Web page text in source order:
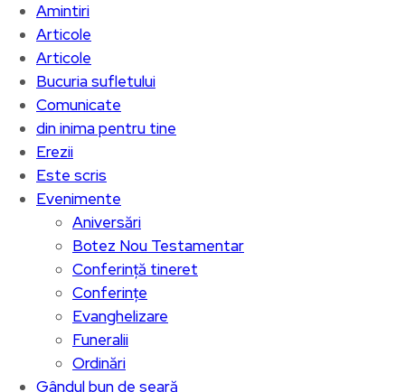
Amintiri
Articole
Articole
Bucuria sufletului
Comunicate
din inima pentru tine
Erezii
Este scris
Evenimente
Aniversări
Botez Nou Testamentar
Conferință tineret
Conferințe
Evanghelizare
Funeralii
Ordinări
Gândul bun de seară